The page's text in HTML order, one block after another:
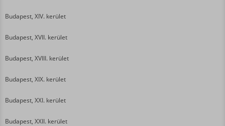
Budapest, XIV. kerület
Budapest, XVII. kerület
Budapest, XVIII. kerület
Budapest, XIX. kerület
Budapest, XXI. kerület
Budapest, XXII. kerület